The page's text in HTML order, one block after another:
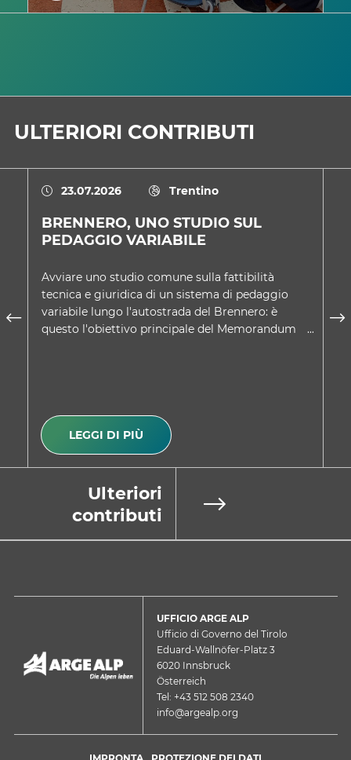
ULTERIORI CONTRIBUTI
23.07.2026 Trentino
BRENNERO, UNO STUDIO SUL
PEDAGGIO VARIABILE
Avviare uno studio comune sulla fattibilità
tecnica e giuridica di un sistema di pedaggio
variabile lungo l'autostrada del Brennero: è
questo l'obiettivo principale del Memorandum
LEGGI DI PIÙ
Ulteriori
contributi
UFFICIO ARGE ALP
Ufficio di Governo del Tirolo
Eduard-Wallnöfer-Platz 3
6020 Innsbruck
Österreich
Tel: +43 512 508 2340
info@argealp.org